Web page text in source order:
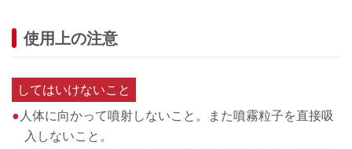
使用上の注意
してはいけないこと
● 人体に向かって噴射しないこと。また噴霧粒子を直接吸
入しないこと。